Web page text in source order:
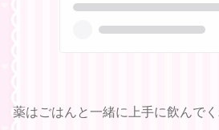
薬はごはんと一緒に上手に飲んでく